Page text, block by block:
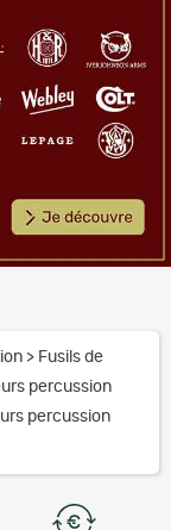
> Fusils de
percussion
percussion